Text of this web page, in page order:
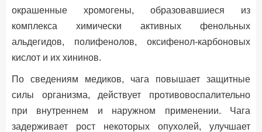
окрашенные хромогены, образовавшиеся из
комплекса химически активных фенольных
альдегидов, полифенолов, оксифенол-карбоновых
кислот и их хининов.
По сведениям медиков, чага повышает защитные
силы организма, действует противовоспалительно
при внутреннем и наружном применении. Чага
задерживает рост некоторых опухолей, улучшает